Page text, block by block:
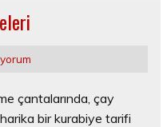
çantalarında, çay
bir kurabiye tarifi